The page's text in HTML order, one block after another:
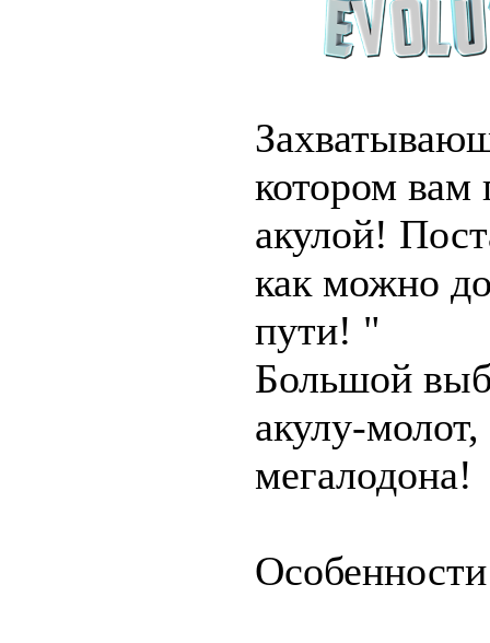
котором вам
акулой!
как можно
пути! "
Большой
акулу-
мегалодона!